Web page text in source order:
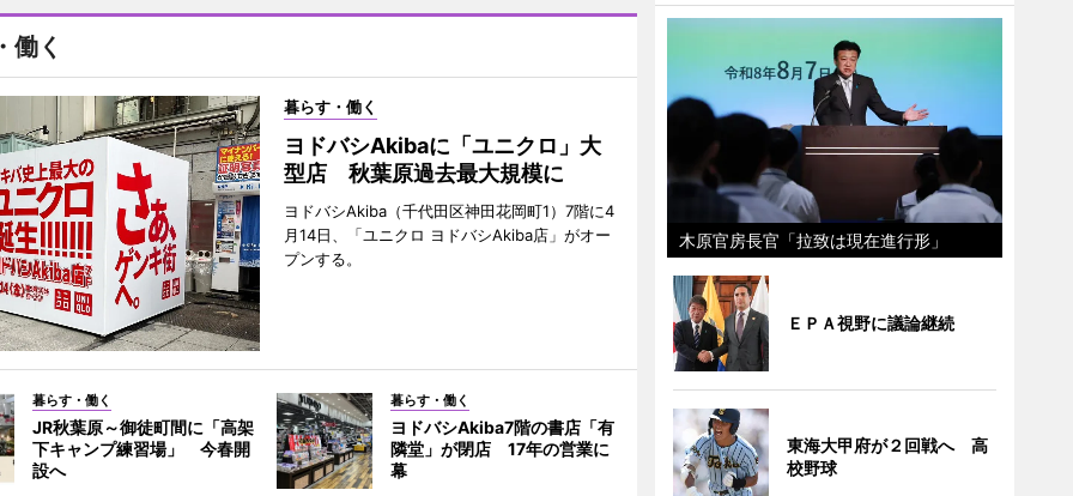
働く
暮らす・働く
ヨドバシAkibaに「ユニクロ」大
型店 秋葉原過去最大規模に
ヨドバシAkiba（千代田区神田花岡町1）7階に4
月14日、「ユニクロ ヨドバシAkiba店」がオー
プンする。
暮らす・働く
JR秋葉原～御徒町間に「高架
下キャンプ練習場」 今春開
設へ
暮らす・働く
ヨドバシAkiba7階の書店「有
隣堂」が閉店 17年の営業に
幕
木原官房長官「拉致は現在進行形」
ＥＰＡ視野に議論継続
東海大甲府が２回戦へ 高
校野球